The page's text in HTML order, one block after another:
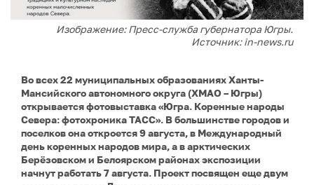
Изображение: Пресс-служба губернатора Югры.
Источник: in-news.ru
Во всех 22 муниципальных образованиях Ханты-
Мансийского автономного округа (ХМАО – Югры)
открывается фотовыставка «Югра. Коренные народы
Севера: фотохроника ТАСС». В большинстве городов и
поселков она откроется 9 августа, в Международный
день коренных народов мира, а в арктических
Берёзовском и Белоярском районах экспозиции
начнут работать 7 августа. Проект посвящен еще двум